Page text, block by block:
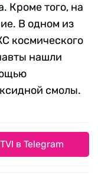
Кроме того, на
В одном из
космического
нашли
смолы.
в Telegram